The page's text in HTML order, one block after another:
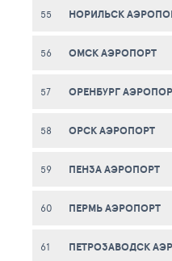
55 НОРИЛЬСК
56 ОМСК АЭРОПОРТ
57 ОРЕНБУРГ
58 ОРСК АЭРОПОРТ
59 ПЕНЗА АЭРОПОРТ
60 ПЕРМЬ АЭРОПОРТ
61 ПЕТРОЗАВОДСК